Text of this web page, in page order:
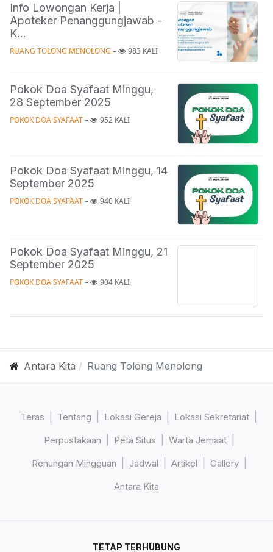
Info Lowongan Kerja |
Apoteker Penanggungjawab -
K...
RUANG TOLONG MENOLONG – 983 KALI
Pokok Doa Syafaat Minggu,
28 September 2025
POKOK DOA SYAFAAT – 952 KALI
Pokok Doa Syafaat Minggu, 14
September 2025
POKOK DOA SYAFAAT – 940 KALI
Pokok Doa Syafaat Minggu, 21
September 2025
POKOK DOA SYAFAAT – 904 KALI
Antara Kita Ruang Tolong Menolong
Teras Tentang Lokasi Gereja
Lokasi Sekretariat
Perpustakaan
Peta Situs
Warta Jemaat
Renungan Mingguan
Jadwal Artikel
Gallery
Antara Kita
TETAP TERHUBUNG